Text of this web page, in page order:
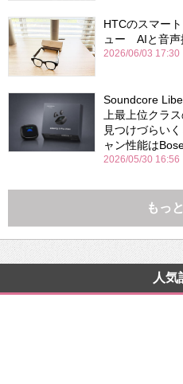
HTCのスマー
ュー AIと音声
2026/06/03 17:30
Soundcore
上最上位クラ
見つけづらい
ャン性能は
2026/05/30 16:56
もっ
人気